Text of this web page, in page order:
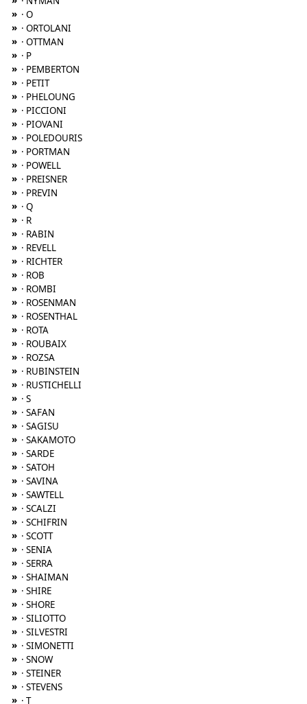
» · O
» · ORTOLANI
» · OTTMAN
» · P
» · PEMBERTON
» · PETIT
» · PHELOUNG
» · PICCIONI
» · PIOVANI
» · POLEDOURIS
» · PORTMAN
» · POWELL
» · PREISNER
» · PREVIN
» · Q
» · R
» · RABIN
» · REVELL
» · RICHTER
» · ROB
» · ROMBI
» · ROSENMAN
» · ROSENTHAL
» · ROTA
» · ROUBAIX
» · ROZSA
» · RUBINSTEIN
» · RUSTICHELLI
» · S
» · SAFAN
» · SAGISU
» · SAKAMOTO
» · SARDE
» · SATOH
» · SAVINA
» · SAWTELL
» · SCALZI
» · SCHIFRIN
» · SCOTT
» · SENIA
» · SERRA
» · SHAIMAN
» · SHIRE
» · SHORE
» · SILIOTTO
» · SILVESTRI
» · SIMONETTI
» · SNOW
» · STEINER
» · STEVENS
» · T